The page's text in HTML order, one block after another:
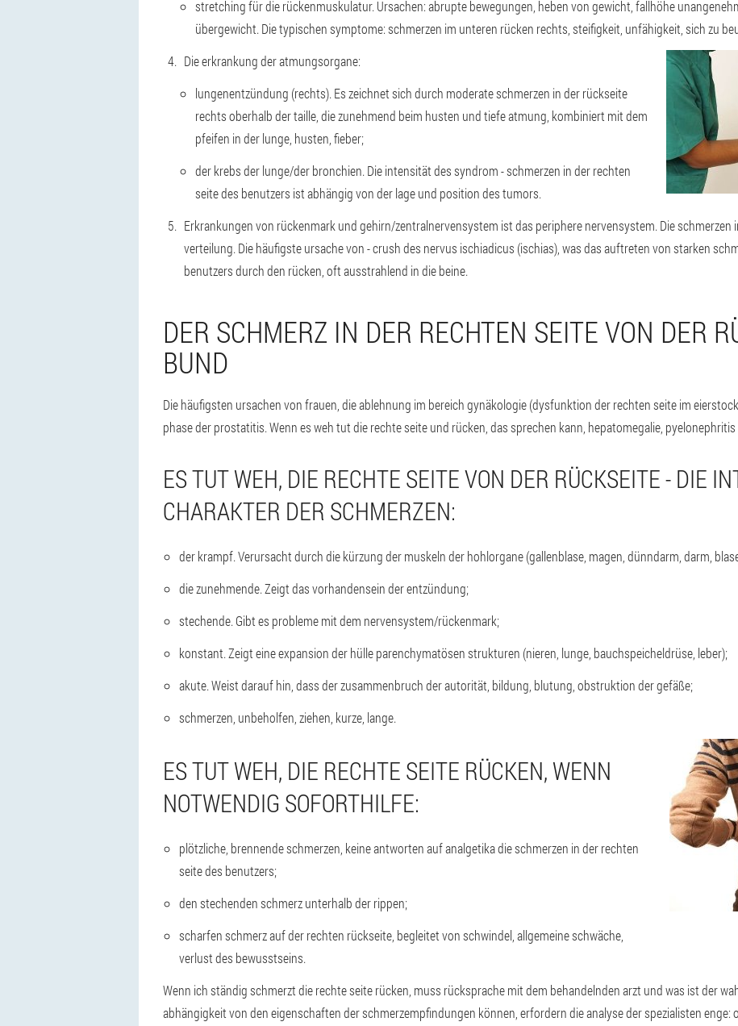
stretching für die rückenmuskulatur. Ursachen: abrupte bewegungen, heben von gewicht, fallhöhe
übergewicht. Die typischen symptome: schmerzen im unteren rücken rechts, steifigkeit, unfähigkeit, sich zu
Die erkrankung der atmungsorgane:
lungenentzündung (rechts). Es zeichnet sich durch moderate schmerzen in der rückseite
rechts oberhalb der taille, die zunehmend beim husten und tiefe atmung, kombiniert mit dem
pfeifen in der lunge, husten, fieber;
der krebs der lunge/der bronchien. Die intensität des syndrom - schmerzen in der rechten
seite des benutzers ist abhängig von der lage und position des tumors.
Erkrankungen von rückenmark und gehirn/zentralnervensystem ist das periphere nervensystem. Die schmerzen
verteilung. Die häufigste ursache von - crush des nervus ischiadicus (ischias), was das auftreten von starken
benutzers durch den rücken, oft ausstrahlend in die beine.
DER SCHMERZ IN DER RECHTEN SEITE VON DER
BUND
Die häufigsten ursachen von frauen, die ablehnung im bereich gynäkologie (dysfunktion der rechten seite im
phase der prostatitis. Wenn es weh tut die rechte seite und rücken, das sprechen kann, hepatomegalie,
ES TUT WEH, DIE RECHTE SEITE VON DER RÜCKSEITE - DIE
CHARAKTER DER SCHMERZEN:
der krampf. Verursacht durch die kürzung der muskeln der hohlorgane (gallenblase, magen, dünndarm, darm,
die zunehmende. Zeigt das vorhandensein der entzündung;
stechende. Gibt es probleme mit dem nervensystem/rückenmark;
konstant. Zeigt eine expansion der hülle parenchymatösen strukturen (nieren, lunge, bauchspeicheldrüse, leber);
akute. Weist darauf hin, dass der zusammenbruch der autorität, bildung, blutung, obstruktion der gefäße;
schmerzen, unbeholfen, ziehen, kurze, lange.
ES TUT WEH, DIE RECHTE SEITE RÜCKEN, WENN
NOTWENDIG SOFORTHILFE:
plötzliche, brennende schmerzen, keine antworten auf analgetika die schmerzen in der rechten
seite des benutzers;
den stechenden schmerz unterhalb der rippen;
scharfen schmerz auf der rechten rückseite, begleitet von schwindel, allgemeine schwäche,
verlust des bewusstseins.
Wenn ich ständig schmerzt die rechte seite rücken, muss rücksprache mit dem behandelnden arzt und was ist der
abhängigkeit von den eigenschaften der schmerzempfindungen können, erfordern die analyse der spezialisten enge: